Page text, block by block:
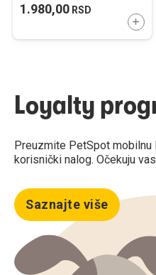
1.980,00 RSD
Loyalty
Preuzmite PetSpot
korisnički nalog. Očekuju
Saznajte više